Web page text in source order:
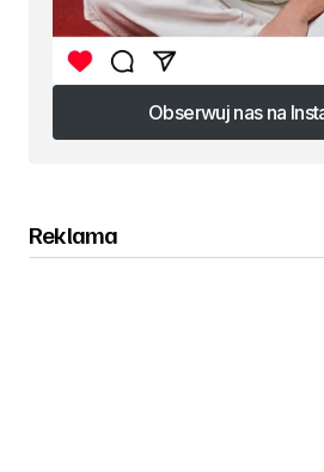
Obserwuj nas na
Obserwuj nas na
Reklama